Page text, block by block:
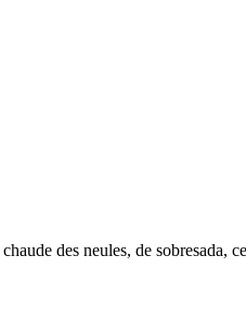
des neules, de sobresada,